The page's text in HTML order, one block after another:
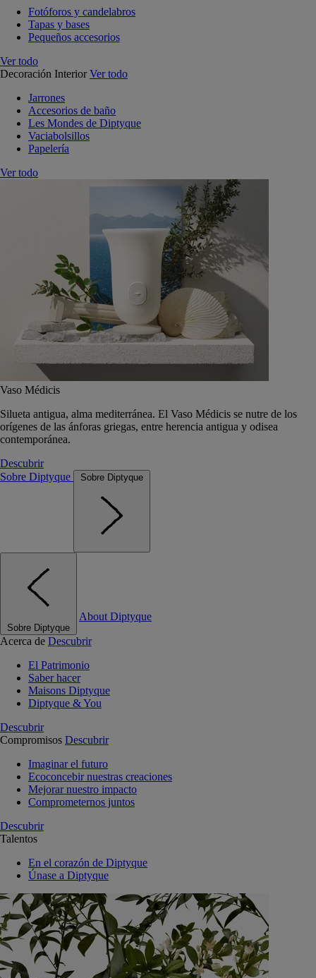
Fotóforos y candelabros
Tapas y bases
Pequeños accesorios
Ver todo
Decoración Interior Ver todo
Jarrones
Accesorios de baño
Les Mondes de Diptyque
Vaciabolsillos
Papelería
Ver todo
Vaso Médicis
Silueta antigua, alma mediterránea. El Vaso Médicis se nutre de los
orígenes de las ánforas griegas, entre herencia antigua y odisea
contemporánea.
Descubrir
Sobre Diptyque
Sobre Diptyque
Sobre Diptyque
About Diptyque
Acerca de Descubrir
El Patrimonio
Saber hacer
Maisons Diptyque
Diptyque & You
Descubrir
Compromisos Descubrir
Imaginar el futuro
Ecoconcebir nuestras creaciones
Mejorar nuestro impacto
Comprometernos juntos
Descubrir
Talentos
En el corazón de Diptyque
Únase a Diptyque